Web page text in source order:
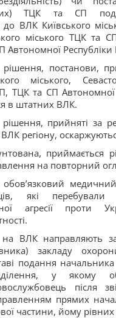
ТЦК та СП
до ВЛК Київського
міського ТЦК та
Автономної
рішення, постанови,
міського,
ТЦК та СП Автономної
в штатних ВЛК.
рішення, прийняті за
регіону,
приймається
на повторний
які
агресії проти
на ВЛК направляють
закладу
подання начальника
у якому
після
прямих
частини, йому